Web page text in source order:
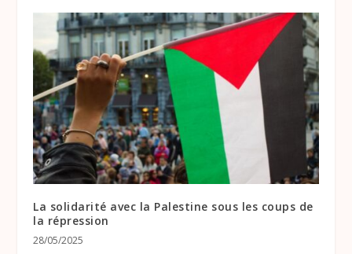
La solidarité avec la Palestine sous les coups de
la répression
28/05/2025